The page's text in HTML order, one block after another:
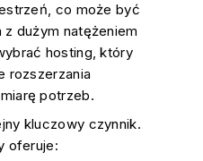
co może być
dużym natężeniem
hosting, który
rozszerzania
potrzeb.
kluczowy czynnik.
oferuje: